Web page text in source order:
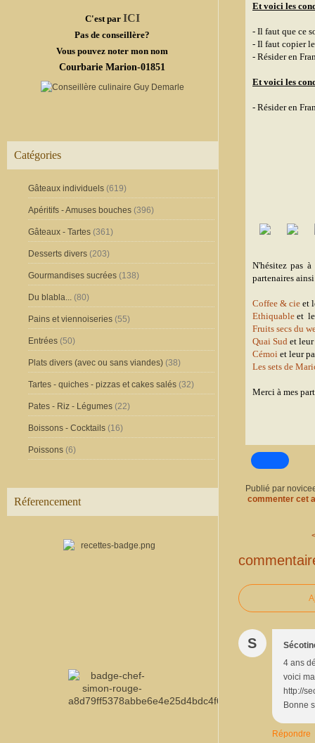
C'est par ICI
Pas de conseillère?
Vous pouvez noter mon nom
Courbarie Marion-01851
Catégories
Gâteaux individuels (619)
Apéritifs - Amuses bouches (396)
Gâteaux - Tartes (361)
Desserts divers (203)
Gourmandises sucrées (138)
Du blabla... (80)
Pains et viennoiseries (55)
Entrées (50)
Plats divers (avec ou sans viandes) (38)
Tartes - quiches - pizzas et cakes salés (32)
Pates - Riz - Légumes (22)
Boissons - Cocktails (16)
Poissons (6)
Réferencement
Et voici les
- Il faut que ce
- Il faut copier
- Résider en
Et voici les
- Résider en
N'hésitez pas
partenaires
Coffee & cie et
Ethiquable et
Fruits secs du
Quai Sud et
Cémoi et leur
Les sets de
Merci à mes
Publié par
commenter cet
S
4 ans
voici
http://
Bonne
Répondre